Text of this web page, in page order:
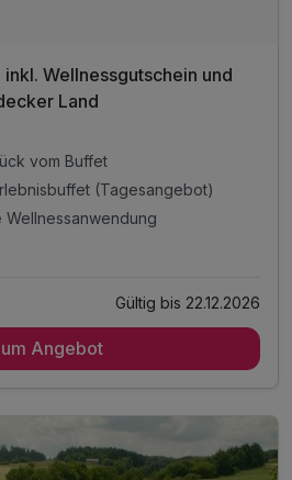
Wellnessgutschein und
Land
vom Buffet
(Tagesangebot)
vom Buffet
direkt bekannt
Gültig bis 22.12.2026
Angebot